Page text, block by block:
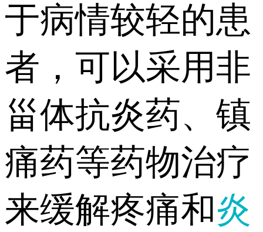
于病情较轻的患
者，可以采用非
甾体抗炎药、镇
痛药等药物治疗
来缓解疼痛和炎